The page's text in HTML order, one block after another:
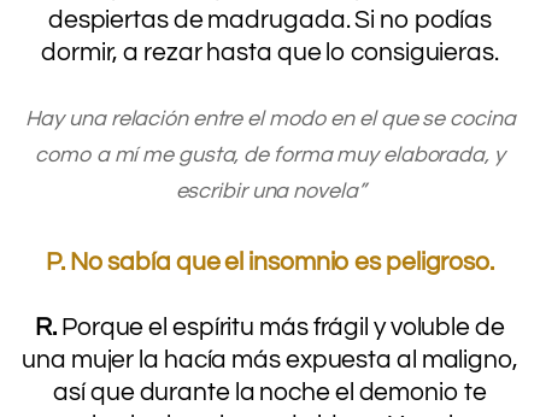
despiertas de madrugada. Si no podías
dormir, a rezar hasta que lo consiguieras.
Hay una relación entre el modo en el que se cocina
como a mí me gusta, de forma muy elaborada, y
escribir una novela”
P. No sabía que el insomnio es peligroso.
R. Porque el espíritu más frágil y voluble de
una mujer la hacía más expuesta al maligno,
así que durante la noche el demonio te